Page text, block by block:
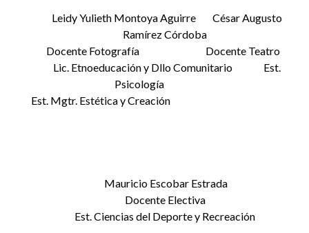
Leidy Yulieth Montoya Aguirre César Augusto
Ramírez Córdoba
Docente Fotografía Docente Teatro
Lic. Etnoeducación y Dllo Comunitario Est.
Psicología
Est. Mgtr. Estética y Creación
Mauricio Escobar Estrada
Docente Electiva
Est. Ciencias del Deporte y Recreación